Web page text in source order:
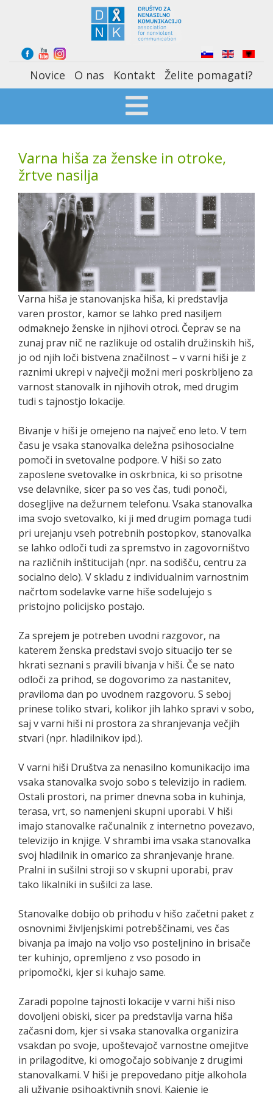
Select your language
Novice O nas Kontakt Želite pomagati?
Varna hiša za ženske in otroke,
žrtve nasilja
Varna hiša je stanovanjska hiša, ki predstavlja
varen prostor, kamor se lahko pred nasiljem
odmaknejo ženske in njihovi otroci. Čeprav se na
zunaj prav nič ne razlikuje od ostalih družinskih hiš,
jo od njih loči bistvena značilnost – v varni hiši je z
raznimi ukrepi v največji možni meri poskrbljeno za
varnost stanovalk in njihovih otrok, med drugim
tudi s tajnostjo lokacije.
Bivanje v hiši je omejeno na največ eno leto. V tem
času je vsaka stanovalka deležna psihosocialne
pomoči in svetovalne podpore. V hiši so zato
zaposlene svetovalke in oskrbnica, ki so prisotne
vse delavnike, sicer pa so ves čas, tudi ponoči,
dosegljive na dežurnem telefonu. Vsaka stanovalka
ima svojo svetovalko, ki ji med drugim pomaga tudi
pri urejanju vseh potrebnih postopkov, stanovalka
se lahko odloči tudi za spremstvo in zagovorništvo
na različnih inštitucijah (npr. na sodišču, centru za
socialno delo). V skladu z individualnim varnostnim
načrtom sodelavke varne hiše sodelujejo s
pristojno policijsko postajo.
Za sprejem je potreben uvodni razgovor, na
katerem ženska predstavi svojo situacijo ter se
hkrati seznani s pravili bivanja v hiši. Če se nato
odloči za prihod, se dogovorimo za nastanitev,
praviloma dan po uvodnem razgovoru. S seboj
prinese toliko stvari, kolikor jih lahko spravi v sobo,
saj v varni hiši ni prostora za shranjevanja večjih
stvari (npr. hladilnikov ipd.).
V varni hiši Društva za nenasilno komunikacijo ima
vsaka stanovalka svojo sobo s televizijo in radiem.
Ostali prostori, na primer dnevna soba in kuhinja,
terasa, vrt, so namenjeni skupni uporabi. V hiši
imajo stanovalke računalnik z internetno povezavo,
televizijo in knjige. V shrambi ima vsaka stanovalka
svoj hladilnik in omarico za shranjevanje hrane.
Pralni in sušilni stroji so v skupni uporabi, prav
tako likalniki in sušilci za lase.
Stanovalke dobijo ob prihodu v hišo začetni paket z
osnovnimi življenjskimi potrebščinami, ves čas
bivanja pa imajo na voljo vso posteljnino in brisače
ter kuhinjo, opremljeno z vso posodo in
pripomočki, kjer si kuhajo same.
Zaradi popolne tajnosti lokacije v varni hiši niso
dovoljeni obiski, sicer pa predstavlja varna hiša
začasni dom, kjer si vsaka stanovalka organizira
vsakdan po svoje, upoštevajoč varnostne omejitve
in prilagoditve, ki omogočajo sobivanje z drugimi
stanovalkami. V hiši je prepovedano pitje alkohola
ali uživanje psihoaktivnih snovi. Kajenje je